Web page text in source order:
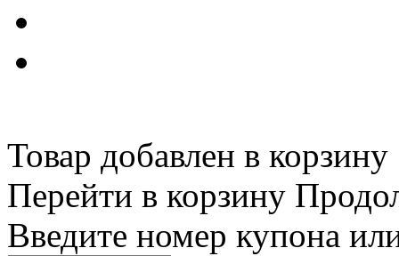
Товар добавлен в корзину
Перейти в корзину
Введите номер купона